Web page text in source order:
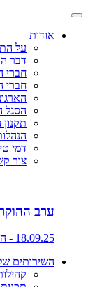
אודות
על
דבר
חברי
חברי
הסגל
דמי
צור
ערב
18.09.25 - הצטרפו אלינו !!!!
השירותים